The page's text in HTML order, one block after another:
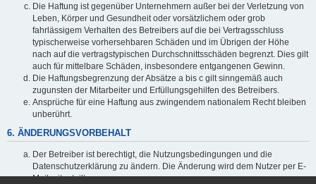
Die Haftung ist gegenüber Unternehmern außer bei der Verletzung von
Leben, Körper und Gesundheit oder vorsätzlichem oder grob
fahrlässigem Verhalten des Betreibers auf die bei Vertragsschluss
typischerweise vorhersehbaren Schäden und im Übrigen der Höhe
nach auf die vertragstypischen Durchschnittsschäden begrenzt. Dies gilt
auch für mittelbare Schäden, insbesondere entgangenen Gewinn.
Die Haftungsbegrenzung der Absätze a bis c gilt sinngemäß auch
zugunsten der Mitarbeiter und Erfüllungsgehilfen des Betreibers.
Ansprüche für eine Haftung aus zwingendem nationalem Recht bleiben
unberührt.
6. ÄNDERUNGSVORBEHALT
Der Betreiber ist berechtigt, die Nutzungsbedingungen und die
Datenschutzerklärung zu ändern. Die Änderung wird dem Nutzer per E-
Mail mitgeteilt.